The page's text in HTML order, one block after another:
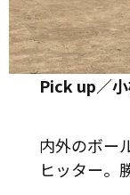
Pick up／小
内外のボー
ヒッター。